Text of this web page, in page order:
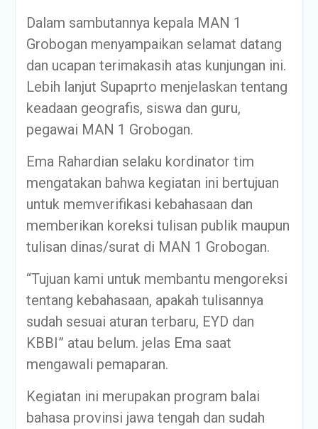
Dalam sambutannya kepala MAN 1
Grobogan menyampaikan selamat datang
dan ucapan terimakasih atas kunjungan ini.
Lebih lanjut Supaprto menjelaskan tentang
keadaan geografis, siswa dan guru,
pegawai MAN 1 Grobogan.
Ema Rahardian selaku kordinator tim
mengatakan bahwa kegiatan ini bertujuan
untuk memverifikasi kebahasaan dan
memberikan koreksi tulisan publik maupun
tulisan dinas/surat di MAN 1 Grobogan.
“Tujuan kami untuk membantu mengoreksi
tentang kebahasaan, apakah tulisannya
sudah sesuai aturan terbaru, EYD dan
KBBI” atau belum. jelas Ema saat
mengawali pemaparan.
Kegiatan ini merupakan program balai
bahasa provinsi jawa tengah dan sudah